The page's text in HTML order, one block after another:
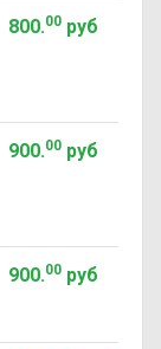
800.00руб
900.00руб
900.00руб